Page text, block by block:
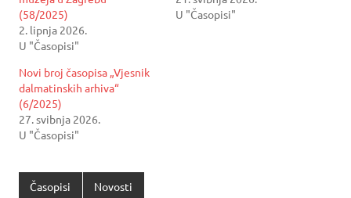
(58/2025)
2. lipnja 2026.
U "Časopisi"
U "Časopisi"
Novi broj časopisa „Vjesnik
dalmatinskih arhiva“
(6/2025)
27. svibnja 2026.
U "Časopisi"
Časopisi Novosti